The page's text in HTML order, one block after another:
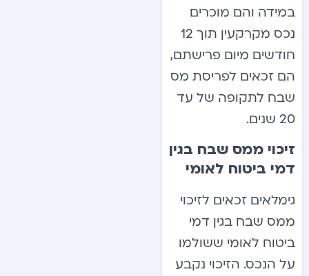
במידה והם מוכרים
נכס מקרקעין תוך 12
חודשים מיום פרישתם,
הם זכאים לפריסת מס
שבח לתקופה של עד
20 שנים.
זיכוי ממס שבח בגין
דמי ביטוח לאומי
גימלאים זכאים לזיכוי
ממס שבח בגין דמי
ביטוח לאומי ששולמו
על הנכס. הזיכוי נקבע